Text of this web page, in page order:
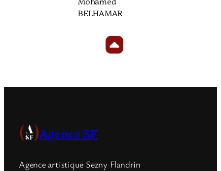
BELHAMAR
Agence SF
Agence artistique Sezny Flandrin